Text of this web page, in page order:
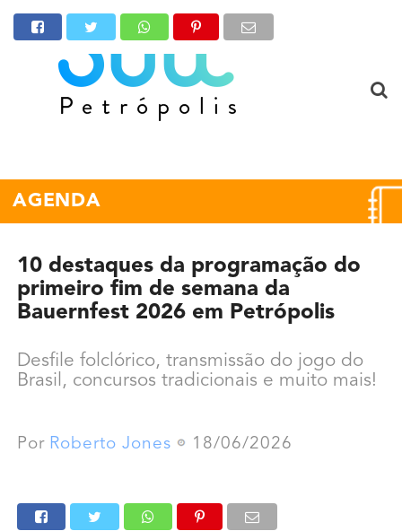
AGENDA
10 destaques da programação do
primeiro fim de semana da
Bauernfest 2026 em Petrópolis
Desfile folclórico, transmissão do jogo do
Brasil, concursos tradicionais e muito mais!
Por Roberto Jones 18/06/2026